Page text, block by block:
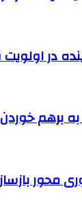
در اولویت
به برهم
محور